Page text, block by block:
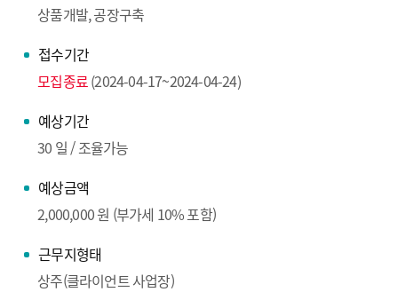
상품개발, 공장구축
접수기간
모집종료 (2024-04-17~2024-04-24)
예상기간
30 일 / 조율가능
예상금액
2,000,000 원 (부가세 10% 포함)
근무지형태
상주(클라이언트 사업장)